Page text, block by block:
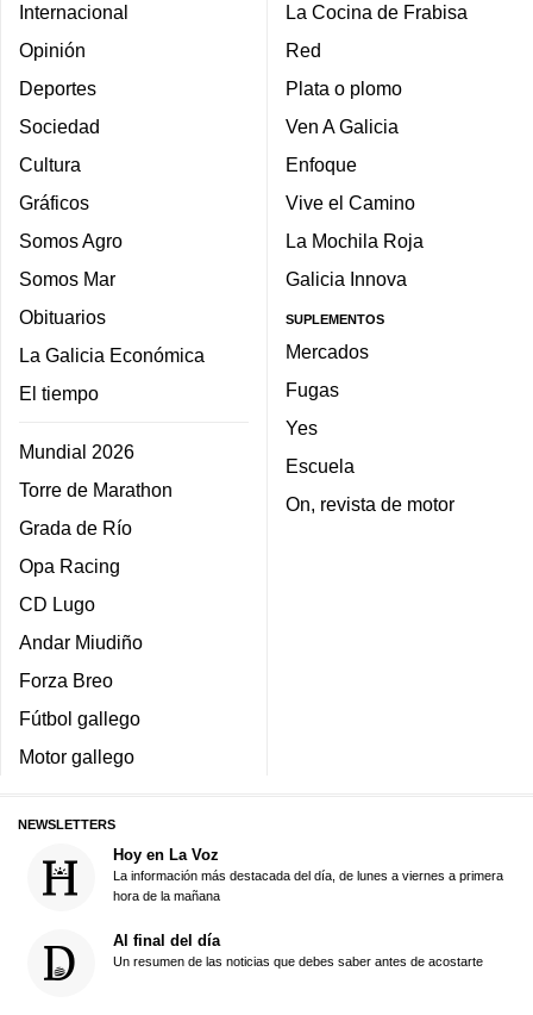
Internacional
Opinión
Deportes
Sociedad
Cultura
Gráficos
Somos Agro
Somos Mar
Obituarios
La Galicia Económica
El tiempo
Mundial 2026
Torre de Marathon
Grada de Río
Opa Racing
CD Lugo
Andar Miudiño
Forza Breo
Fútbol gallego
Motor gallego
La Cocina de Frabisa
Red
Plata o plomo
Ven A Galicia
Enfoque
Vive el Camino
La Mochila Roja
Galicia Innova
SUPLEMENTOS
Mercados
Fugas
Yes
Escuela
On, revista de motor
NEWSLETTERS
Hoy en La Voz
La información más destacada del día, de lunes a viernes a primera
hora de la mañana
Al final del día
Un resumen de las noticias que debes saber antes de acostarte